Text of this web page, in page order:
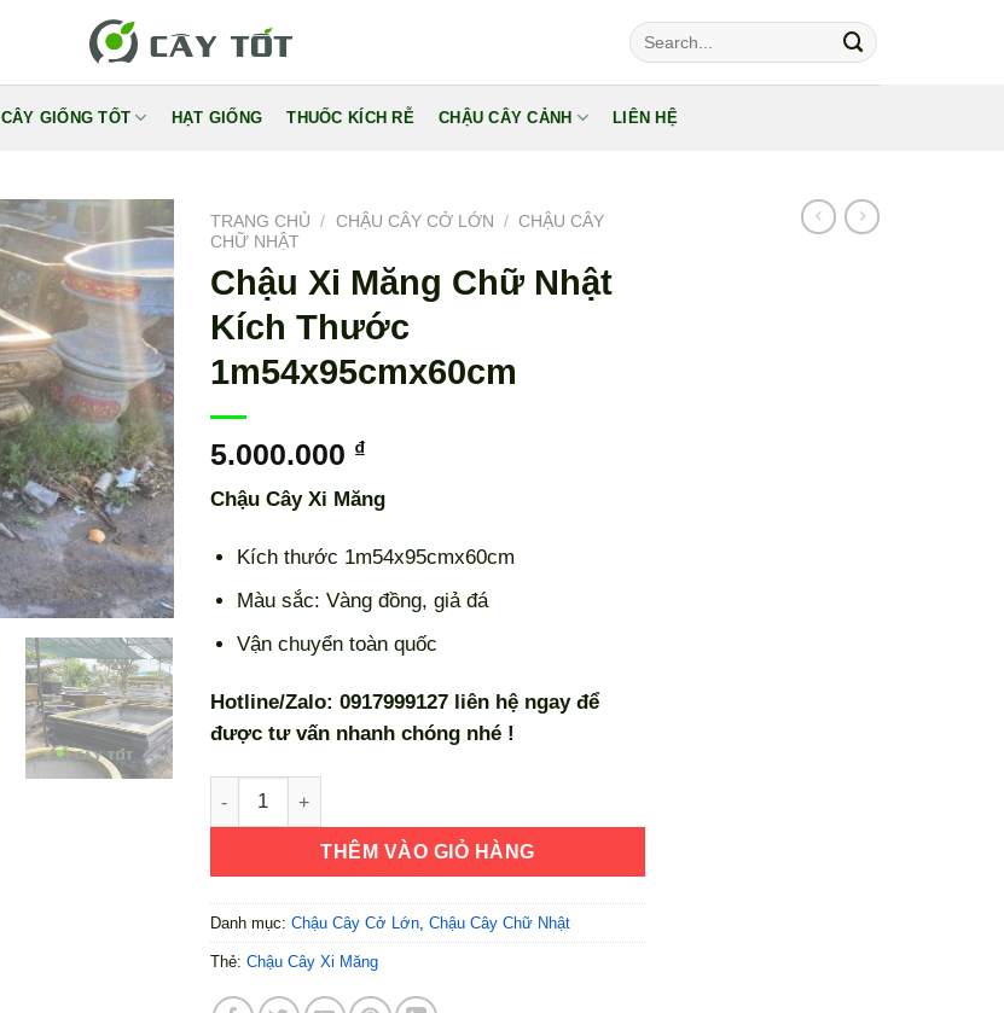
Tìm
kiếm:
CÂY GIỐNG TỐT HẠT GIỐNG THUỐC KÍCH RỄ CHẬU CÂY CẢNH LIÊN HỆ
TRANG CHỦ / CHẬU CÂY CỞ LỚN / CHẬU CÂY
CHỮ NHẬT
Chậu Xi Măng Chữ Nhật
Kích Thước
1m54x95cmx60cm
5.000.000 ₫
Chậu Cây Xi Măng
Kích thước 1m54x95cmx60cm
Màu sắc: Vàng đồng, giả đá
Vận chuyển toàn quốc
Hotline/Zalo: 0917999127 liên hệ ngay để
được tư vấn nhanh chóng nhé !
Chậu Xi Măng Chữ Nhật Kích Thước 1m54x95cmx60cm số lượng
THÊM VÀO GIỎ HÀNG
Danh mục: Chậu Cây Cở Lớn Chậu Cây Chữ Nhật
Thẻ: Chậu Cây Xi Măng